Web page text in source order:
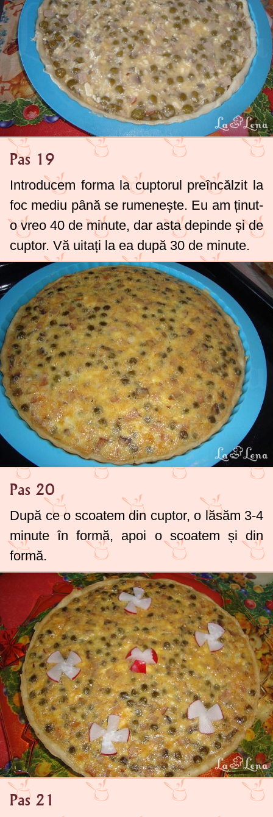
Pas 19
Introducem forma la cuptorul preîncălzit la
foc mediu până se rumenește. Eu am ținut-
o vreo 40 de minute, dar asta depinde și de
cuptor. Vă uitați la ea după 30 de minute.
Pas 20
După ce o scoatem din cuptor, o lăsăm 3-4
minute în formă, apoi o scoatem și din
formă.
Pas 21